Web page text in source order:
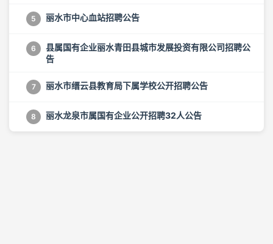
5 丽水市中心血站招聘公告
6
县属国有企业丽水青田县城市发展投资有限公司招聘公
告
7 丽水市缙云县教育局下属学校公开招聘公告
8 丽水龙泉市属国有企业公开招聘32人公告